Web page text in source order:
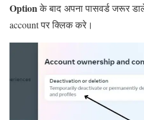
Optionके बाद अपना पासवर्ड जरूर
account पर क्लिक करे।